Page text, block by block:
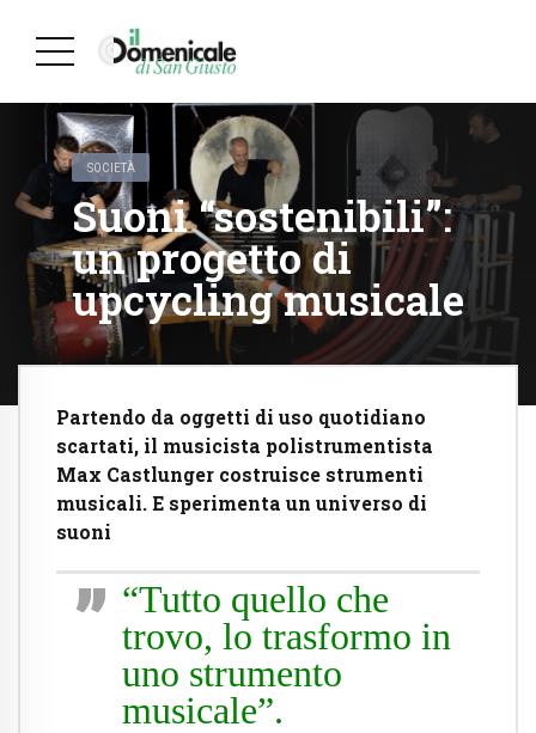
SOCIETÀ
Suoni “sostenibili”:
un progetto di
upcycling musicale
Partendo da oggetti di uso quotidiano
scartati, il musicista polistrumentista
Max Castlunger costruisce strumenti
musicali. E sperimenta un universo di
suoni
“Tutto quello che
trovo, lo trasformo in
uno strumento
musicale”.